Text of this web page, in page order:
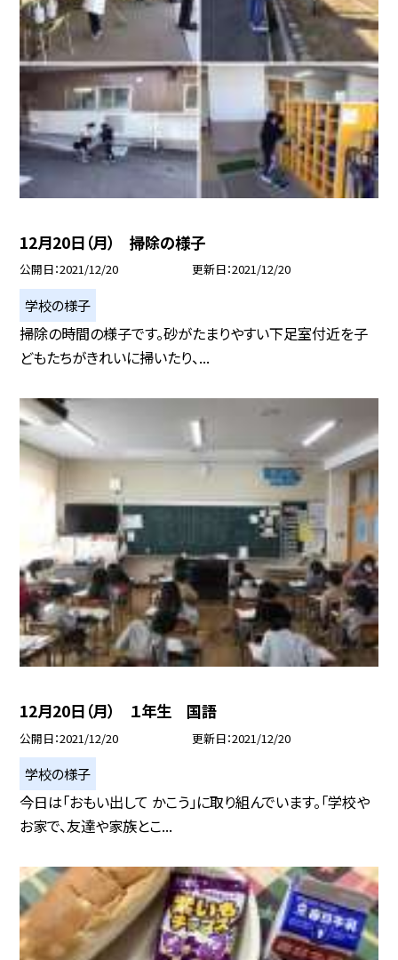
12月20日（月） 掃除の様子
公開日 2021/12/20 更新日 2021/12/20
学校の様子
掃除の時間の様子です。砂がたまりやすい下足室付近を子
どもたちがきれいに掃いたり、...
12月20日（月） １年生 国語
公開日 2021/12/20 更新日 2021/12/20
学校の様子
今日は「おもい出して かこう」に取り組んでいます。「学校や
お家で、友達や家族とこ...